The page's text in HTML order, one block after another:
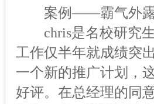
案例——霸气外露
chris是名校研究生
工作仅半年就成绩突
一个新的推广计划，
好评。在总经理的同